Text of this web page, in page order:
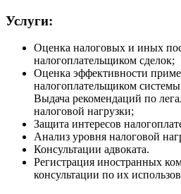
Услуги:
Оценка налоговых и иных
налогоплательщиком сделок;
Оценка эффективности
налогоплательщиком
Выдача рекомендаций по
налоговой нагрузки;
Защита интересов
Анализ уровня налоговой
Консультации адвоката.
Регистрация иностранных
консультации по их